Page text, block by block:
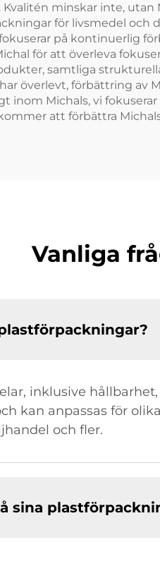
minskar inte,
för livsmedel
på kontinuerlig
för att överleva
samtliga
överlevt, förbättring av
inom Michals, vi
att förbättra
Vanliga
inklusive
kan anpassas för
och fler.
sina